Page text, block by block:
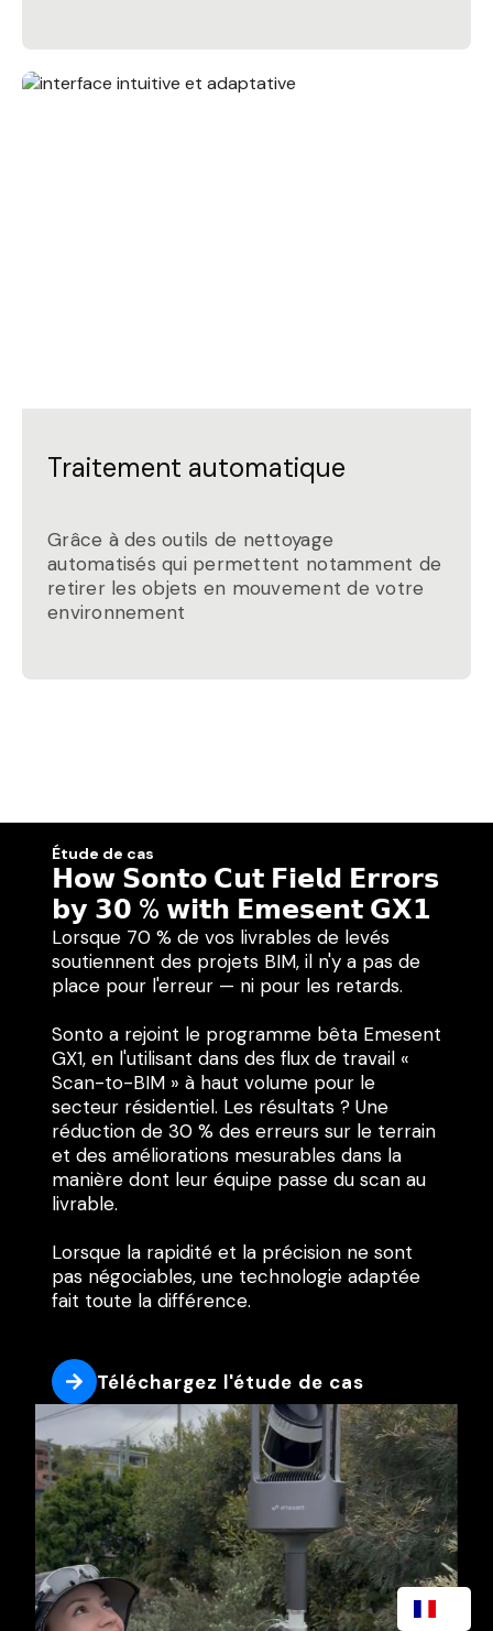
Traitement automatique
Grâce à des outils de nettoyage
automatisés qui permettent notamment de
retirer les objets en mouvement de votre
environnement
Étude de cas
𝗛𝗼𝘄 𝗦𝗼𝗻𝘁𝗼 𝗖𝘂𝘁 𝗙𝗶𝗲𝗹𝗱 𝗘𝗿𝗿𝗼𝗿𝘀
𝗯𝘆 𝟯𝟬 % 𝘄𝗶𝘁𝗵 𝗘𝗺𝗲𝘀𝗲𝗻𝘁 𝗚𝗫𝟭
Lorsque 70 % de vos livrables de levés
soutiennent des projets BIM, il n'y a pas de
place pour l'erreur — ni pour les retards.
Sonto a rejoint le programme bêta Emesent
GX1, en l'utilisant dans des flux de travail «
Scan-to-BIM » à haut volume pour le
secteur résidentiel. Les résultats ? Une
réduction de 30 % des erreurs sur le terrain
et des améliorations mesurables dans la
manière dont leur équipe passe du scan au
livrable.
Lorsque la rapidité et la précision ne sont
pas négociables, une technologie adaptée
fait toute la différence.
Téléchargez l'étude de cas